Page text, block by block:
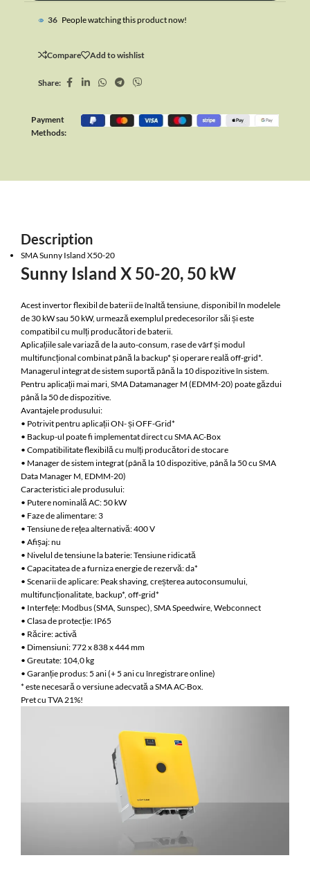
37 People watching this product now!
Compare Add to wishlist
Share:
Payment
Methods:
Description
SMA Sunny Island X50-20
Sunny Island X 50-20, 50 kW
Acest invertor flexibil de baterii de înaltă tensiune, disponibil în modelele
de 30 kW sau 50 kW, urmează exemplul predecesorilor săi și este
compatibil cu mulți producători de baterii.
Aplicațiile sale variază de la auto-consum, rase de vârf și modul
multifuncțional combinat până la backup* și operare reală off-grid*.
Managerul integrat de sistem suportă până la 10 dispozitive în sistem.
Pentru aplicații mai mari, SMA Datamanager M (EDMM-20) poate găzdui
până la 50 de dispozitive.
Avantajele produsului:
• Potrivit pentru aplicații ON- și OFF-Grid*
• Backup-ul poate fi implementat direct cu SMA AC-Box
• Compatibilitate flexibilă cu mulți producători de stocare
• Manager de sistem integrat (până la 10 dispozitive, până la 50 cu SMA
Data Manager M, EDMM-20)
Caracteristici ale produsului:
• Putere nominală AC: 50 kW
• Faze de alimentare: 3
• Tensiune de rețea alternativă: 400 V
• Afișaj: nu
• Nivelul de tensiune la baterie: Tensiune ridicată
• Capacitatea de a furniza energie de rezervă: da*
• Scenarii de aplicare: Peak shaving, creșterea autoconsumului,
multifuncționalitate, backup*, off-grid*
• Interfețe: Modbus (SMA, Sunspec), SMA Speedwire, Webconnect
• Clasa de protecție: IP65
• Răcire: activă
• Dimensiuni: 772 x 838 x 444 mm
• Greutate: 104,0 kg
• Garanție produs: 5 ani (+ 5 ani cu înregistrare online)
* este necesară o versiune adecvată a SMA AC-Box.
Pret cu TVA 21%!